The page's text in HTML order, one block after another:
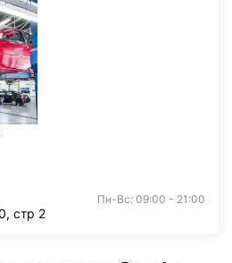
Пн-Вс: 09:00 - 21:00
стр 2